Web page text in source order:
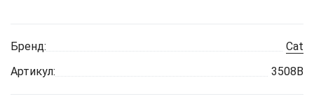
Бренд:
Cat
Артикул:
3508B